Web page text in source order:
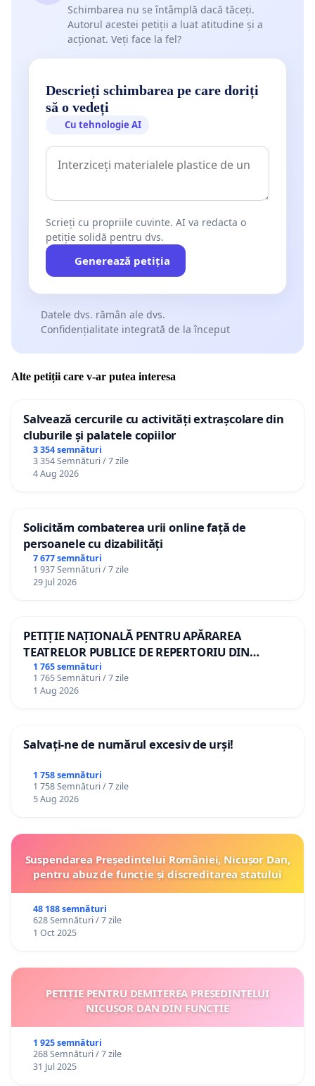
Schimbarea nu se întâmplă dacă tăceți.
Autorul acestei petiții a luat atitudine și a
acționat. Veți face la fel?
Descrieți schimbarea pe care doriți
să o vedeți
Cu tehnologie AI
Scrieți cu propriile cuvinte. AI va redacta o
petiție solidă pentru dvs.
Generează petiția
Datele dvs. rămân ale dvs.
Confidențialitate integrată de la început
Alte petiții care v-ar putea interesa
Salvează cercurile cu activități extrașcolare din
cluburile și palatele copiilor
3 354 semnături
3 354 Semnături / 7 zile
4 Aug 2026
Solicităm combaterea urii online față de
persoanele cu dizabilități
7 677 semnături
1 937 Semnături / 7 zile
29 Jul 2026
PETIȚIE NAȚIONALĂ PENTRU APĂRAREA
TEATRELOR PUBLICE DE REPERTORIU DIN
ROMÂNIA
1 765 semnături
1 765 Semnături / 7 zile
1 Aug 2026
Salvați-ne de numărul excesiv de urși!
1 758 semnături
1 758 Semnături / 7 zile
5 Aug 2026
Suspendarea Președintelui României, Nicușor Dan,
pentru abuz de funcție și discreditarea statului
48 188 semnături
628 Semnături / 7 zile
1 Oct 2025
PETIȚIE PENTRU DEMITEREA PREȘEDINTELUI
NICUȘOR DAN DIN FUNCȚIE
1 925 semnături
268 Semnături / 7 zile
31 Jul 2025